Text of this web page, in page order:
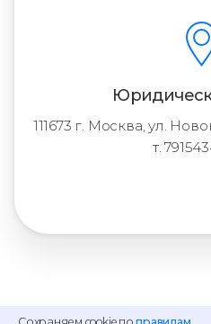
111673 г. Москва, ул.
т.